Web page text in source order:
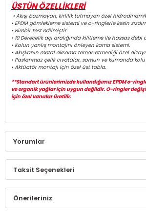
ÜSTÜN ÖZELLİKLERİ
• Akışı bozmayan, kirlilik tutmayan özel
• EPDM gömlekleme sistemi ve o-ringlerle kesin
• Birebir test edilmiştir.
• 10 Derecelik açı aralığında kilitleme ile hassas debi
• Kolun yanlış montajını önleyen kama sistemi.
• Akışkanın metal aksama temas etmediği özel
• Paslanmaz çelik cıvatalar, somun ve kumanda kolu
• Aktüatör montajı için özel üst tabla.
**Standart ürünlerimizde kullandığımız EPDM o-
ve organik yağlar için uygun değildir. O-ringler
için özel vanalar üretilir.
Yorumlar
Bu ürüne ilk yorumu siz
Yorum Yaz
Taksit Seçenekleri
Önerileriniz